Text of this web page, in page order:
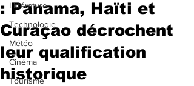
Littérature
Technologie
Météo
Cinéma
Tourisme
: Panama, Haïti et
Curaçao décrochent
leur qualification
historique